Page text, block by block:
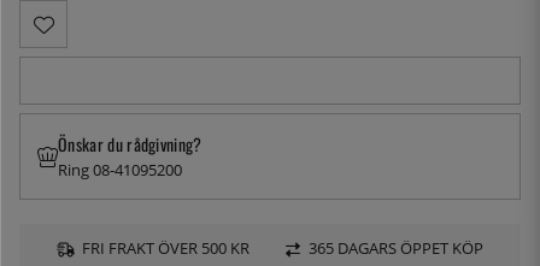
Önskar du rådgivning?
Ring 08-41095200
FRI FRAKT ÖVER 500 KR 365 DAGARS ÖPPET KÖP